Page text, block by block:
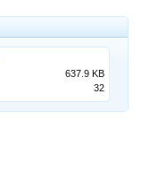
637.9 KB
32